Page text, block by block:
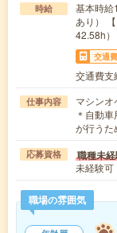
時給
基本時給
あり）
42.58h）
交通費
交通費支
仕事内容
マシンオ
＊自動
が行う
応募資格 職種未
未経験可
職場の雰囲気